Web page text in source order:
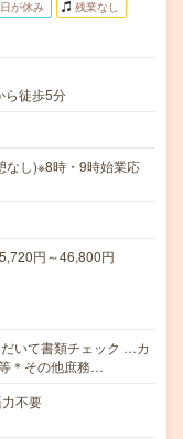
が休み 残業なし
ら徒歩5分
し)※8時・9時始業応
円～46,800円
いて書類チェック …カ
＊その他庶務…
不要